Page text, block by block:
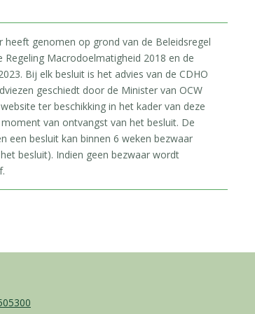
genomen op grond van de Beleidsregel
Macrodoelmatigheid 2018 en de
Bij elk besluit is het advies van de CDHO
geschiedt door de Minister van OCW
ter beschikking in het kader van deze
van ontvangst van het besluit. De
een besluit kan binnen 6 weken bezwaar
besluit). Indien geen bezwaar wordt